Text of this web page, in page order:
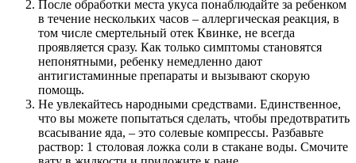
После обработки места укуса понаблюдайте за ребенком
в течение нескольких часов – аллергическая реакция, в
том числе смертельный отек Квинке, не всегда
проявляется сразу. Как только симптомы становятся
непонятными, ребенку немедленно дают
антигистаминные препараты и вызывают скорую
помощь.
Не увлекайтесь народными средствами. Единственное,
что вы можете попытаться сделать, чтобы предотвратить
всасывание яда, – это солевые компрессы. Разбавьте
раствор: 1 столовая ложка соли в стакане воды. Смочите